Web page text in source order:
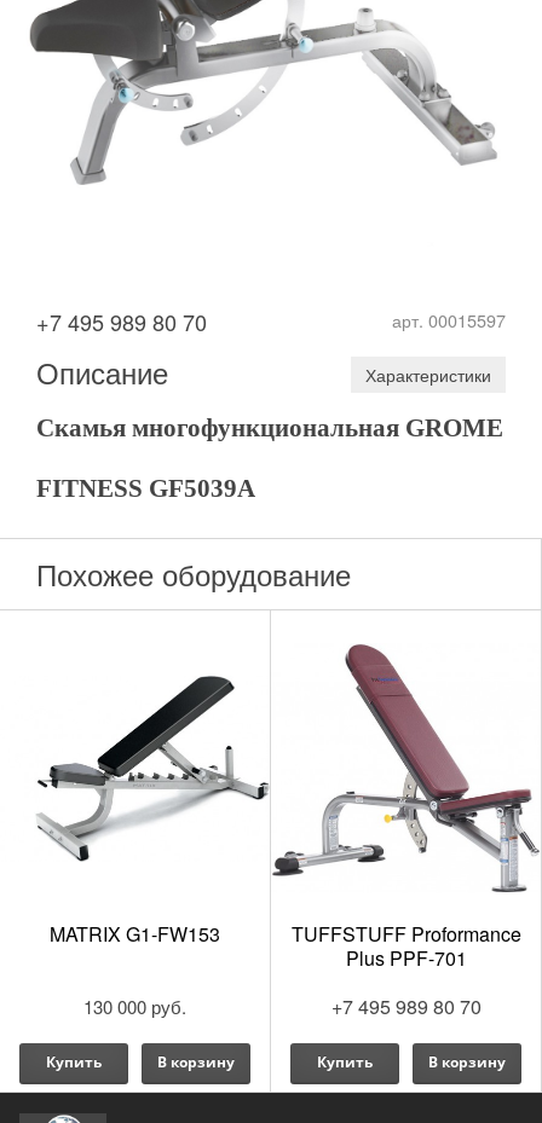
арт. 00015597
+7 495 989 80 70
Описание Характеристики
Скамья многофункциональная GROME
FITNESS GF5039A
Похожее оборудование
G1-FW153
В корзину
TUFFSTUFF Proformance
Plus PPF-701
+7 495 989 80 70
Купить В корзину Купить